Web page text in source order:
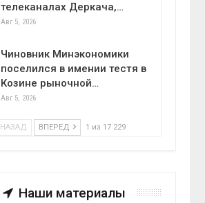
телеканалах Деркача,…
Авг 5, 2026
Чиновник Минэкономики
поселился в имении тестя в
Козине рыночной…
Авг 5, 2026
НАЗАД ВПЕРЕД 1 из 17 229
Наши материалы